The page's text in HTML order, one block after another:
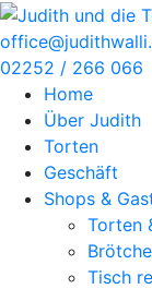
Zum
Inhalt
springen
02252 / 266 066
Home
Über Judith
Torten
Geschäft
Shops &
Torten
Tisch